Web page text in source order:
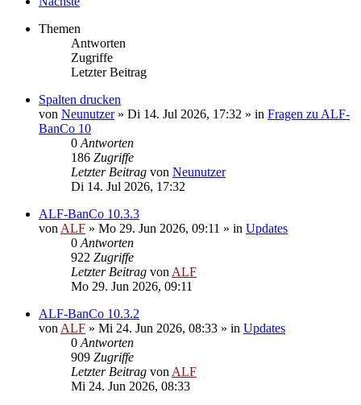
Themen
Antworten
Zugriffe
Letzter Beitrag
Spalten drucken
von Neunutzer» Di 14. Jul 2026, 17:32 » in Fragen zu ALF-
BanCo 10
0 Antworten
186 Zugriffe
Letzter Beitrag von Neunutzer
Di 14. Jul 2026, 17:32
ALF-BanCo 10.3.3
von ALF » Mo 29. Jun 2026, 09:11 » in Updates
0 Antworten
922 Zugriffe
Letzter Beitrag von ALF
Mo 29. Jun 2026, 09:11
ALF-BanCo 10.3.2
von ALF » Mi 24. Jun 2026, 08:33 » in Updates
0 Antworten
909 Zugriffe
Letzter Beitrag von ALF
Mi 24. Jun 2026, 08:33